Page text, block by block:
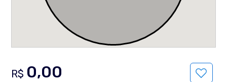
R$ 0,00